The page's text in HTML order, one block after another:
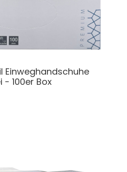
Einweghandschuhe
- 100er Box